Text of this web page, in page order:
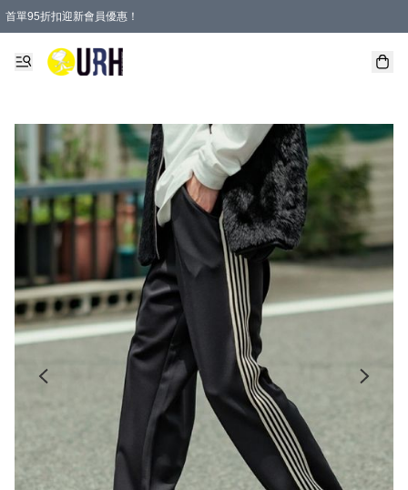
首單95折扣迎新會員優惠！
特選會員可享全單低至 95 折優惠！
單一訂單滿HKD600(澳門HKD800)包郵寄順豐送到家。